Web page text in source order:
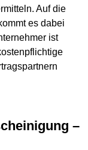
Auf die
es dabei
ist